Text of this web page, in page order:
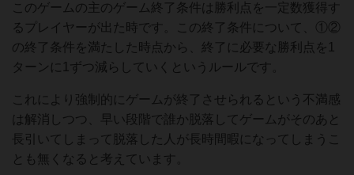
このゲームの主のゲーム終了条件は勝利点を一定数獲得す
るプレイヤーが出た時です。この終了条件について、①②
の終了条件を満たした時点から、終了に必要な勝利点を1
ターンに1ずつ減らしていくというルールです。
これにより強制的にゲームが終了させられるという不満感
は解消しつつ、早い段階で誰か脱落してゲームがそのあと
長引いてしまって脱落した人が長時間暇になってしまうこ
とも無くなると考えています。